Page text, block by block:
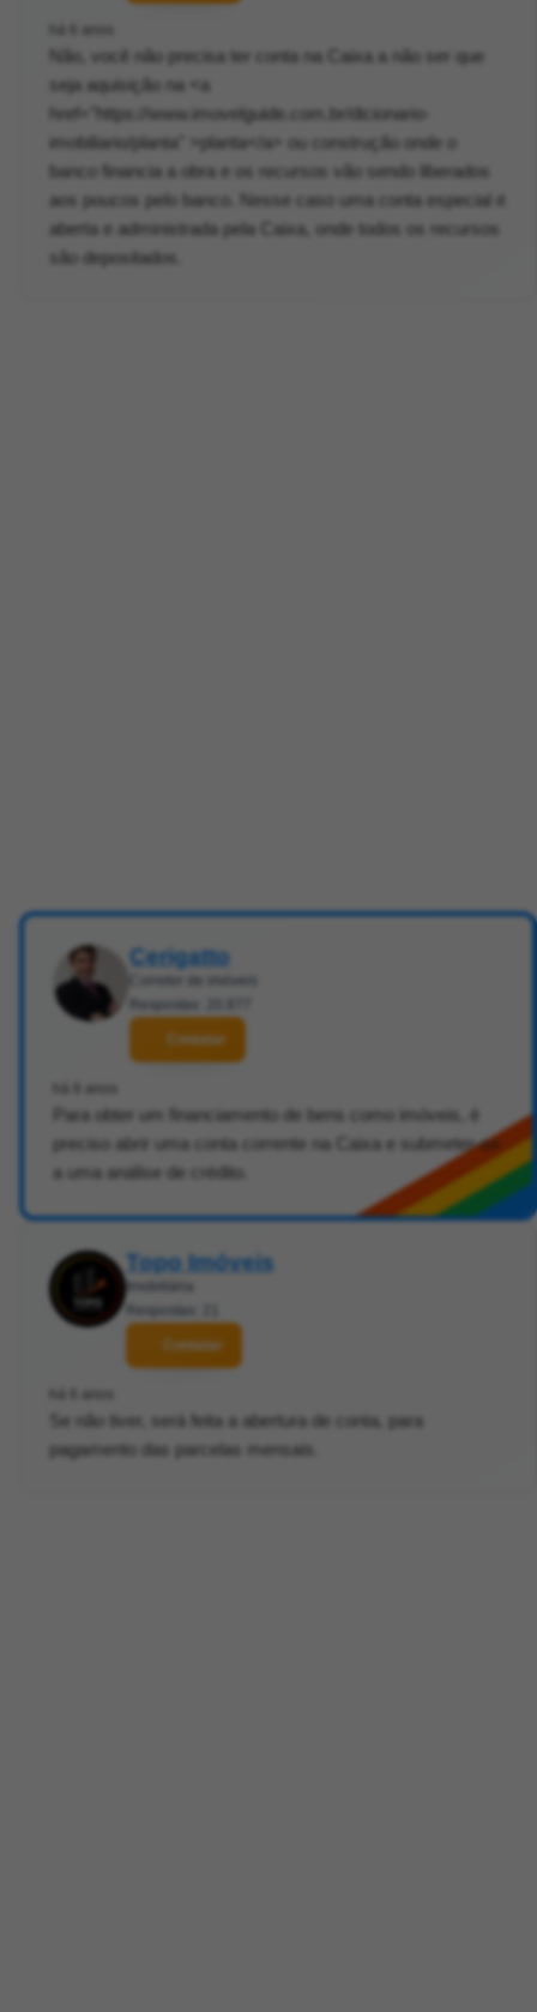
há 6 anos
Não, você não precisa ter conta na Caixa a não ser que
seja aquisição na <a
href="https://www.imovelguide.com.br/dicionario-
imobiliario/planta" >planta</a> ou construção onde o
banco financia a obra e os recursos vão sendo liberados
aos poucos pelo banco. Nesse caso uma conta especial é
aberta e administrada pela Caixa, onde todos os recursos
são depositados.
Cerigatto
Corretor de imóveis
Respostas: 20.877
Contatar
há 6 anos
Para obter um financiamento de bens como imóveis, é
preciso abrir uma conta corrente na Caixa e submeter-se
a uma análise de crédito.
Topo Imóveis
Imobiliária
Respostas: 21
Contatar
há 6 anos
Se não tiver, será feita a abertura de conta, para
pagamento das parcelas mensais.